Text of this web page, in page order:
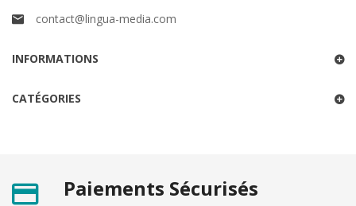
contact@lingua-media.com
INFORMATIONS
CATÉGORIES
Paiements Sécurisés